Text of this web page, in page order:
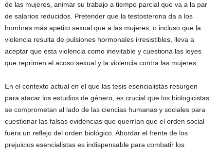
de las mujeres, animar su trabajo a tiempo parcial que va a la par
de salarios reducidos. Pretender que la testosterona da a los
hombres más apetito sexual que a las mujeres, o incluso que la
violencia resulta de pulsiones hormonales irresistibles, lleva a
aceptar que esta violencia como inevitable y cuestiona las leyes
que reprimen el acoso sexual y la violencia contra las mujeres.
En el contexto actual en el que las tesis esencialistas resurgen
para atacar los estudios de género, es crucial que los biologicistas
se comprometan al lado de las ciencias humanas y sociales para
cuestionar las falsas evidencias que querrían que el orden social
fuera un reflejo del orden biológico. Abordar el frente de los
prejuicios esencialistas es indispensable para combatir los